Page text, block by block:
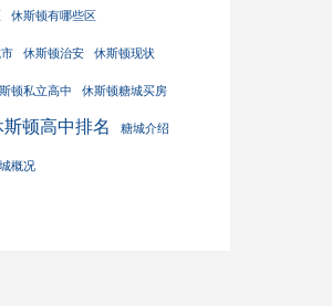
休斯顿有哪些区
休斯顿治安 休斯顿现状
顿私立高中 休斯顿糖城买房
斯顿高中排名 糖城介绍
概况